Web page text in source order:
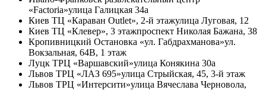
«Factoria»улица Галицкая 34а
Киев ТЦ «Караван Outlet», 2-й этажулица Луговая, 12
Киев ТЦ «Клевер», 3 этажпроспект Николая Бажана, 38
Кропивницкий Остановка «ул. Габдрахманова»ул.
Вокзальная, 64В, 1 этаж
Луцк ТРЦ «Варшавский»улица Конякина 30а
Львов ТРЦ «ЛАЗ 695»улица Стрыйская, 45, 3-й этаж
Львов ТРЦ «Интерсити»улица Вячеслава Черновола,